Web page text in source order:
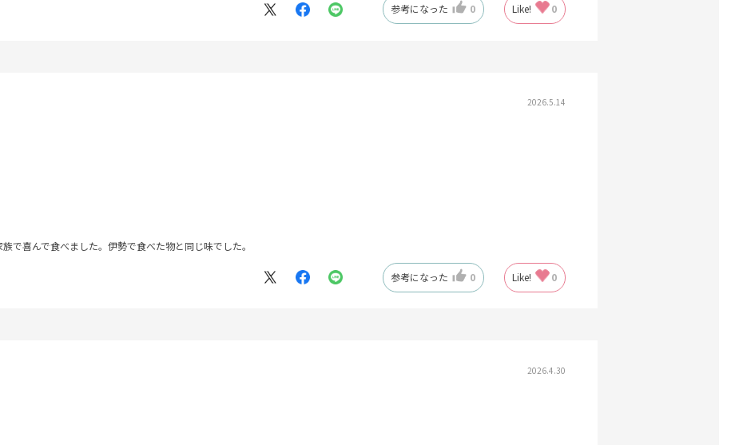
参考になった 0 Like! 0
2026.5.14
で喜んで食べました。伊勢で食べた物と同じ味でした。
参考になった 0 Like! 0
2026.4.30